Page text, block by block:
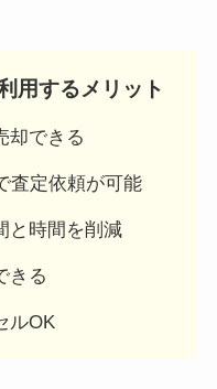
用するメリット
却できる
査定依頼が可能
と時間を削減
きる
ルOK